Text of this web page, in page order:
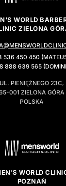
WORLD
ZIELONA
536 450 450
888 639 565
UL. PIENIĘŻNEGO 23C,
001 ZIELONA GÓRA
POLSKA
WORLD
POZNAŃ